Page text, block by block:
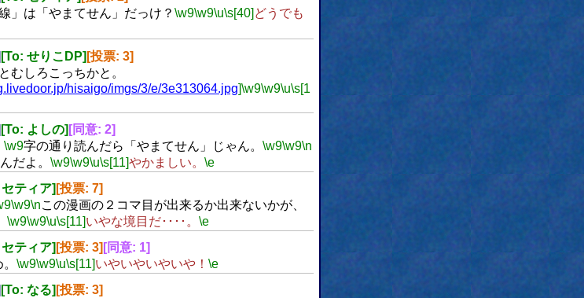
」は「やまてせん」だっけ？ \w9\w9\u\s[40] どうでも
[To: せりこDP] [投票: 3]
むしろこっちかと。
hisaigo/imgs/3/e/3e313064.jpg]\w9\w9\u\s[1
[To: よしの] [同意: 2]
\w9字の通り読んだら「やまてせん」じゃん。 \w9\w9\n
だよ。 \w9\w9\u\s[11]やかましい。 \e
ティア] [投票: 7]
\w9\nこの漫画の２コマ目が出来るか出来ないかが、
\w9\w9\u\s[11]いやな境目だ････。 \e
ティア] [投票: 3] [同意: 1]
\w9\w9\u\s[11]いやいやいやいや！ \e
[To: なる] [投票: 3]